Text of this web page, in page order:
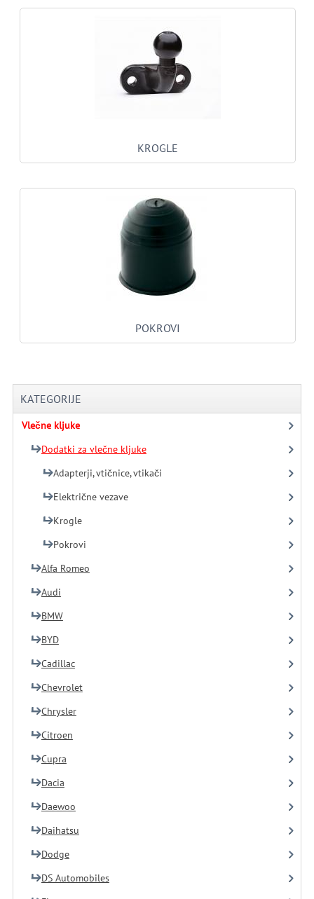
KROGLE
POKROVI
KATEGORIJE
Vlečne kljuke
Dodatki za vlečne kljuke
Adapterji, vtičnice, vtikači
Električne vezave
Krogle
Pokrovi
Alfa Romeo
Audi
BMW
BYD
Cadillac
Chevrolet
Chrysler
Citroen
Cupra
Dacia
Daewoo
Daihatsu
Dodge
DS Automobiles